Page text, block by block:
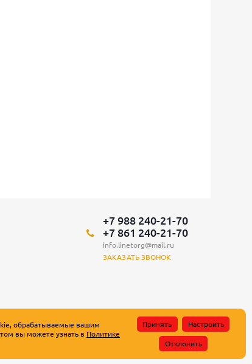
+7 988 240-21-70
+7 861 240-21-70
info.linetorg@mail.ru
ЗАКАЗАТЬ ЗВОНОК
Гражданского кодекса Российской Федерации.
обрабатываемые вашим
вы можете узнать в Политике
Принять
Настроить
Отклонить